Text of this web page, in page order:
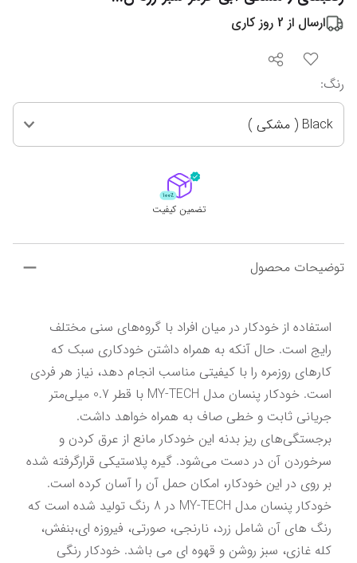
ارسال از 2 روز کاری
رنگ:
Black ( مشکی )
تضمین کیفیت
توضیحات محصول